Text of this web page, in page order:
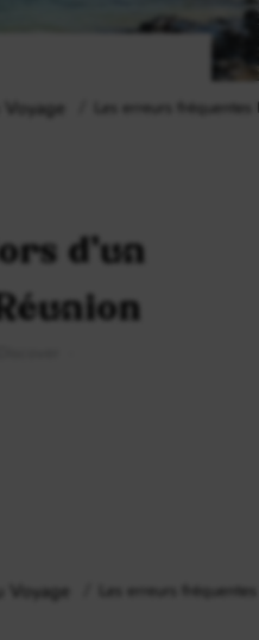
Les erreurs
d’un
Voyage Les erreurs